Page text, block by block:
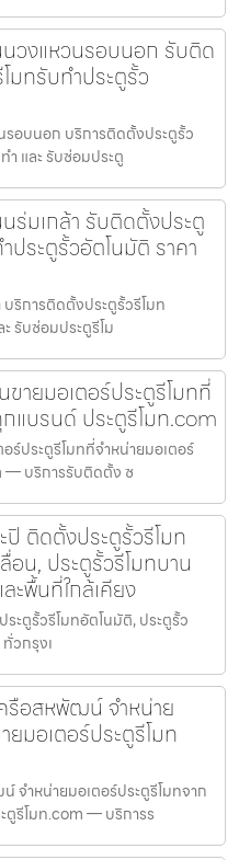
วงแหวนรอบนอก รับติด
มทรับทำประตูรั้ว
อบนอก บริการติดตั้งประตูรั้ว
ำ และ รับซ่อมประตู
ร่มเกล้า รับติดตั้งประตู
ประตูรั้วอัตโนมัติ ราคา
ริการติดตั้งประตูรั้วรีโมท
รับซ่อมประตูรีโม
ายมอเตอร์ประตูรีโมทที่
แบรนด์ ประตูรีโมท.com
ร์ประตูรีโมทที่จำหน่ายมอเตอร์
— บริการรับติดตั้ง ซ
ติดตั้งประตูรั้วรีโมท
อน, ประตูรั้วรีโมทบาน
พื้นที่ใกล้เคียง
ะตูรั้วรีโมทอัตโนมัติ, ประตูรั้ว
วกรุงเ
รือสหพัฒน์ จำหน่าย
ยมอเตอร์ประตูรีโมท
จำหน่ายมอเตอร์ประตูรีโมทจาก
ตูรีโมท.com — บริการร